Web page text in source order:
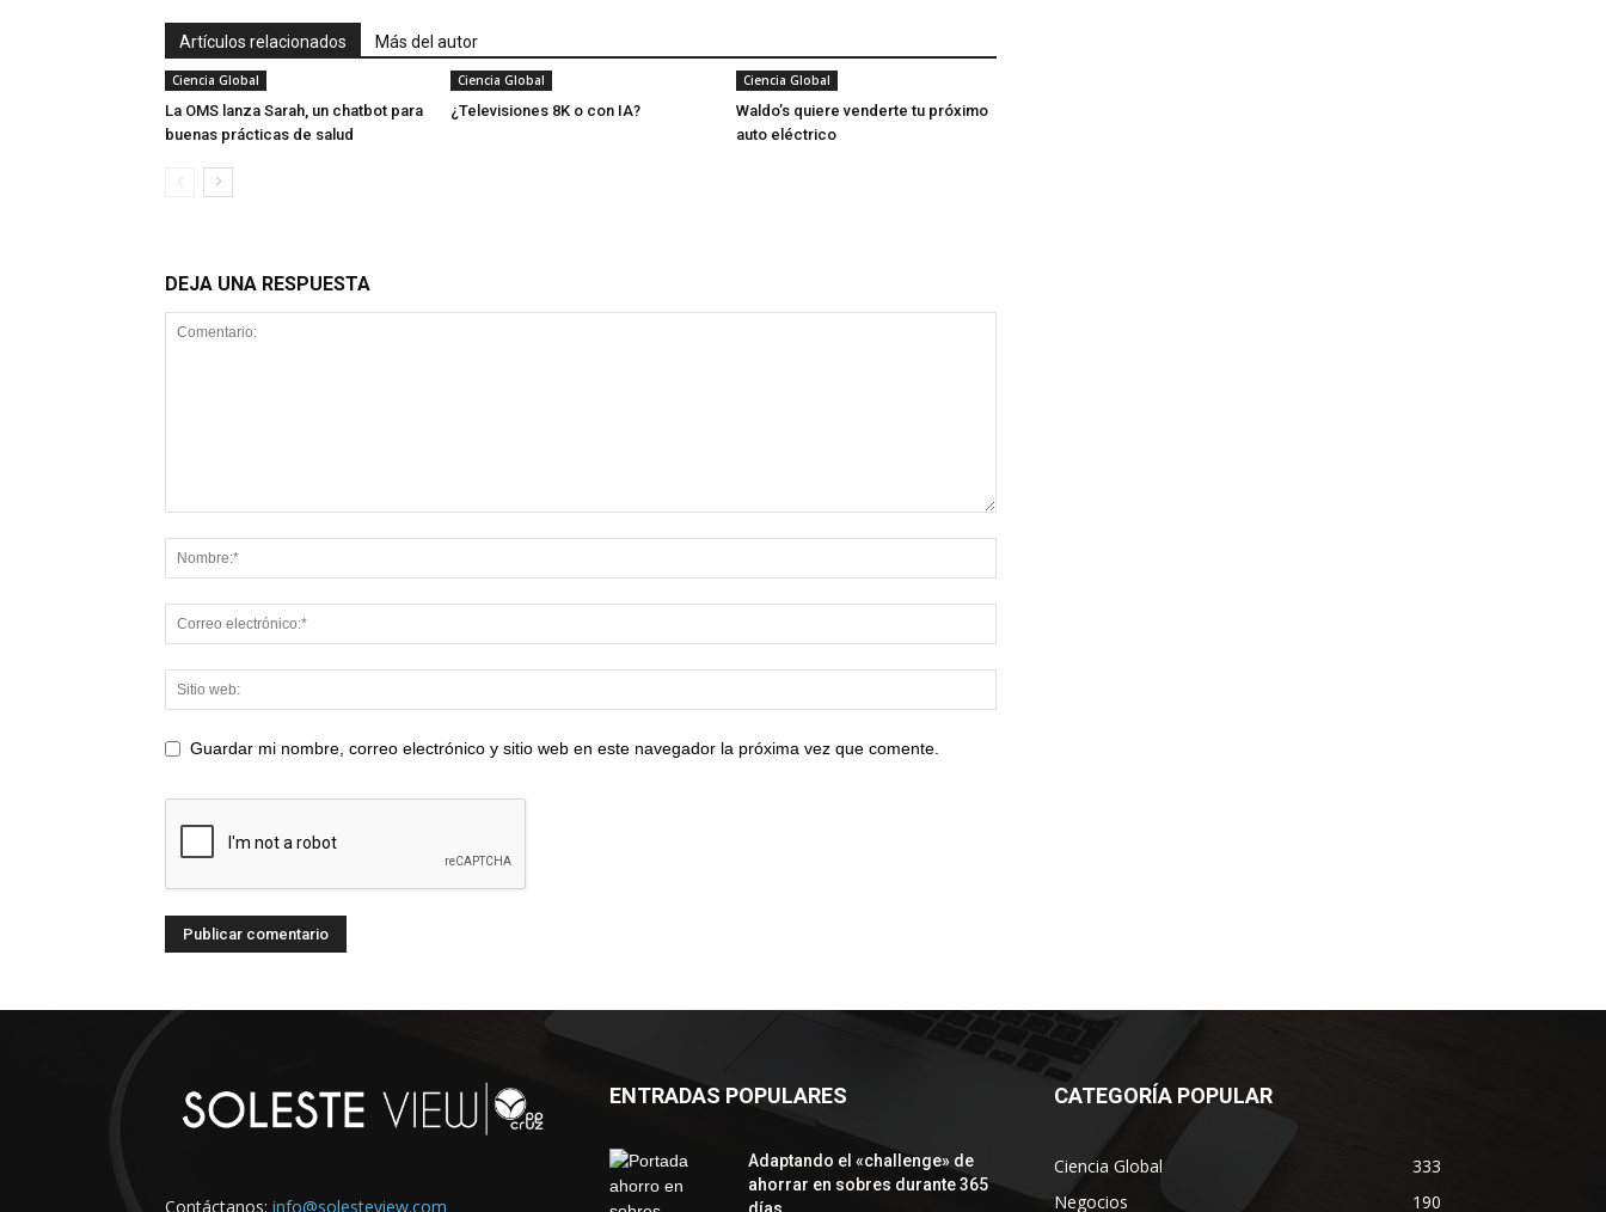
Artículos relacionados Más del autor
Ciencia Global
La OMS lanza Sarah, un chatbot para
buenas prácticas de salud
Ciencia Global
¿Televisiones 8K o con IA?
Ciencia Global
Waldo’s quiere venderte tu próximo
auto eléctrico
DEJA UNA RESPUESTA
Guardar mi nombre, correo electrónico y sitio web en este navegador la próxima vez que comente.
Contáctanos: info@solesteview.com
ENTRADAS POPULARES
Adaptando el «challenge» de
ahorrar en sobres durante 365
días
CATEGORÍA POPULAR
Ciencia Global
333
Negocios
190